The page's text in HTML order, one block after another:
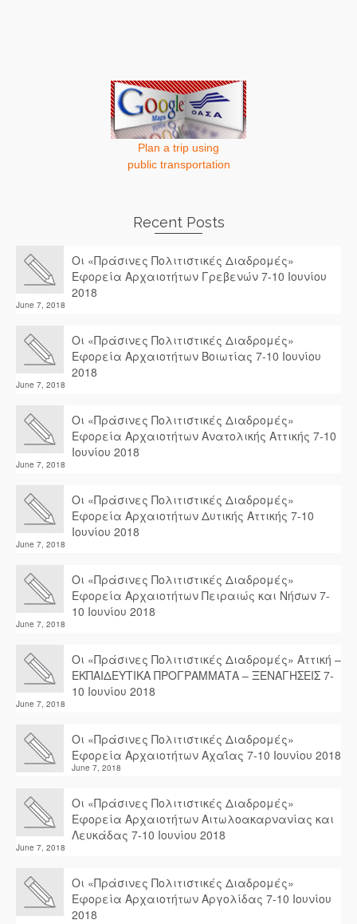
Plan a trip using
public transportation
Recent Posts
Οι «Πράσινες Πολιτιστικές Διαδρομές»
Εφορεία Αρχαιοτήτων Γρεβενών 7-10 Ιουνίου
2018
June 7, 2018
Οι «Πράσινες Πολιτιστικές Διαδρομές»
Εφορεία Αρχαιοτήτων Βοιωτίας 7-10 Ιουνίου
2018
June 7, 2018
Οι «Πράσινες Πολιτιστικές Διαδρομές»
Εφορεία Αρχαιοτήτων Ανατολικής Αττικής 7-10
Ιουνίου 2018
June 7, 2018
Οι «Πράσινες Πολιτιστικές Διαδρομές»
Εφορεία Αρχαιοτήτων Δυτικής Αττικής 7-10
Ιουνίου 2018
June 7, 2018
Οι «Πράσινες Πολιτιστικές Διαδρομές»
Εφορεία Αρχαιοτήτων Πειραιώς και Νήσων 7-
10 Ιουνίου 2018
June 7, 2018
Οι «Πράσινες Πολιτιστικές Διαδρομές» Αττική –
ΕΚΠΑΙΔΕΥΤΙΚΑ ΠΡΟΓΡΑΜΜΑΤΑ – ΞΕΝΑΓΗΣΕΙΣ 7-
10 Ιουνίου 2018
June 7, 2018
Οι «Πράσινες Πολιτιστικές Διαδρομές»
Εφορεία Αρχαιοτήτων Αχαΐας 7-10 Ιουνίου 2018
June 7, 2018
Οι «Πράσινες Πολιτιστικές Διαδρομές»
Εφορεία Αρχαιοτήτων Αιτωλοακαρνανίας και
Λευκάδας 7-10 Ιουνίου 2018
June 7, 2018
Οι «Πράσινες Πολιτιστικές Διαδρομές»
Εφορεία Αρχαιοτήτων Αργολίδας 7-10 Ιουνίου
2018